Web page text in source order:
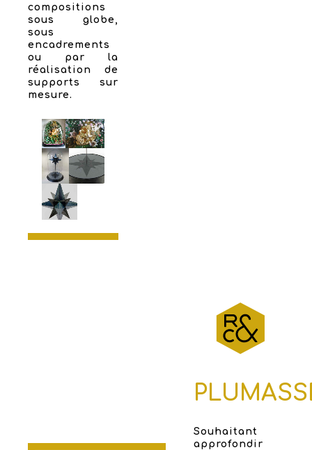
compositions
sous globe,
sous
encadrements
ou par la
réalisation de
supports sur
mesure.
Souhaitant
approfondir